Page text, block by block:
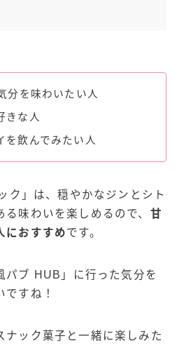
分を味わいたい人
きな人
を飲んでみたい人
ク」は、穏やかなジンとシト
味わいを楽しめるので、 甘
におすすめです。
パブ HUB」に行った気分を
すね！
ナック菓子と一緒に楽しみた